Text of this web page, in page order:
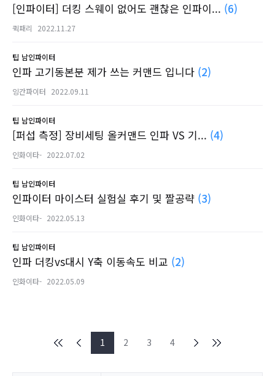
[인파이터] 더킹 스웨이 없어도 괜찮은 인파이... (6)
퀵패리 2022.11.27
팁 남인파이터
인파 고기동본분 제가 쓰는 커맨드 입니다 (2)
잉간파이터 2022.09.11
팁 남인파이터
[퍼섭 측정] 장비세팅 올커맨드 인파 VS 기... (4)
인화이타- 2022.07.02
팁 남인파이터
인파이터 마이스터 실험실 후기 및 짤공략 (3)
인화이타- 2022.05.13
팁 남인파이터
인파 더킹vs대시 Y축 이동속도 비교 (2)
인화이타- 2022.05.09
1 2 3 4